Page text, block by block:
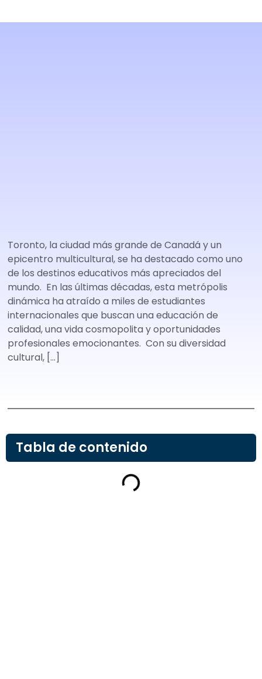
Toronto, la ciudad más grande de Canadá y un
epicentro multicultural, se ha destacado como uno
de los destinos educativos más apreciados del
mundo. En las últimas décadas, esta metrópolis
dinámica ha atraído a miles de estudiantes
internacionales que buscan una educación de
calidad, una vida cosmopolita y oportunidades
profesionales emocionantes. Con su diversidad
cultural, […]
Tabla de contenido